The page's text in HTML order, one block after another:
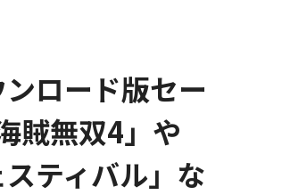
ロード版セー
賊無双4」や
ティバル」な